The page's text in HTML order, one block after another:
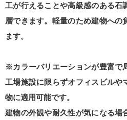
工が行えることや高級感のある石
層できます。軽量のため建物への
ます。
※カラーバリエーションが豊富で
工場施設に限らずオフィスビルや
物に適用可能です。
建物の外観や耐久性が気になる場